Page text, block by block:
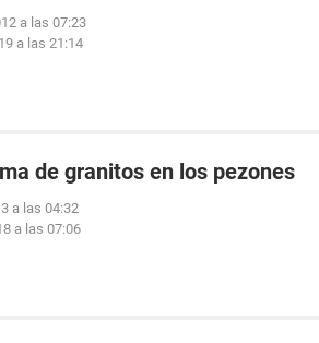
a las 07:23
a las 21:14
de granitos en los pezones
a las 04:32
a las 07:06